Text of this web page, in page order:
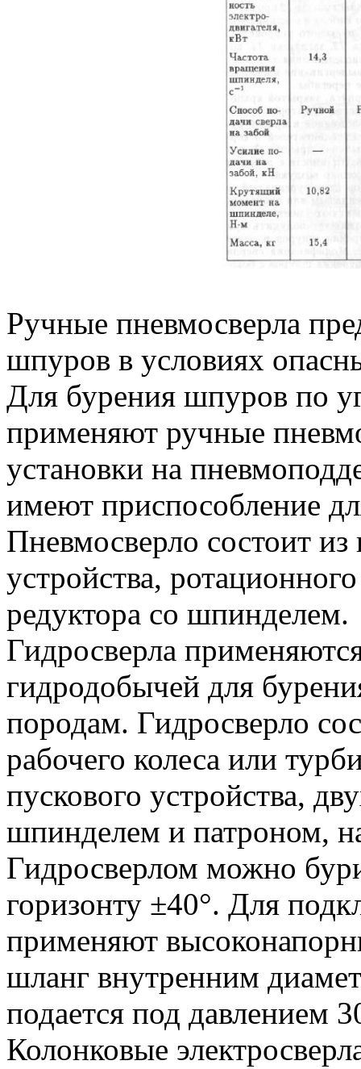
Ручные пневмосверла
шпуров в условиях
Для бурения шпуров по
применяют ручные
установки на
имеют приспособление
Пневмосверло состоит из
устройства,
редуктора со шпинделем.
Гидросверла
гидродобычей для
породам. Гидросверло
рабочего колеса или
пускового устройства,
шпинделем и патроном,
Гидросверлом можно
горизонту ±40°. Для
применяют
шланг внутренним
подается под давлением
Колонковые